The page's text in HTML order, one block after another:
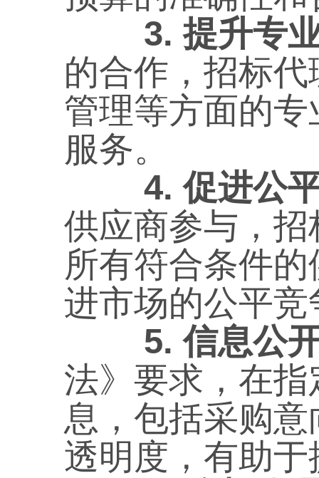
3. 提升专业
的合作，招标
管理等方面的
服务。
4. 促进公平
供应商参与，
所有符合条件
进市场的公平竞
5. 信息公开
法》要求，在
息，包括采购
透明度，有助